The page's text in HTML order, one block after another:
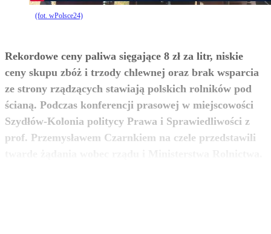
(fot. wPolsce24)
Rekordowe ceny paliwa sięgające 8 zł za litr, niskie
ceny skupu zbóż i trzody chlewnej oraz brak wsparcia
ze strony rządzących stawiają polskich rolników pod
ścianą. Podczas konferencji prasowej w miejscowości
Szydłów-Kolonia politycy Prawa i Sprawiedliwości z
prof. Przemysławem Czarnkiem na czele przedstawili
zobacz więcej